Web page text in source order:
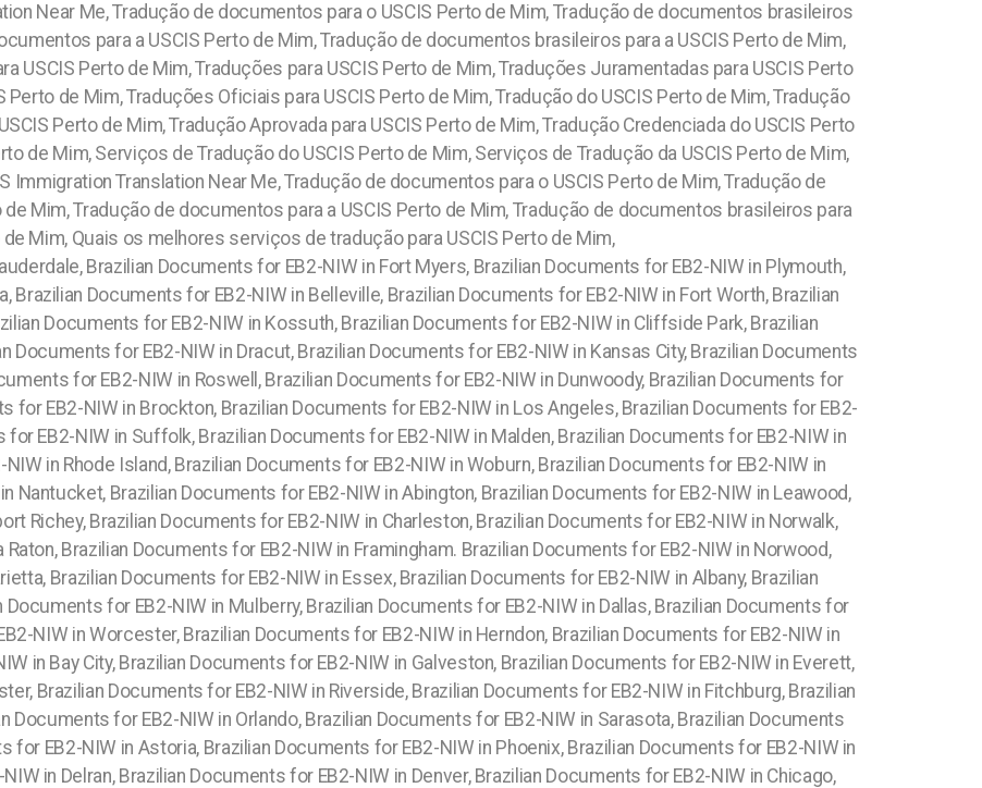
Near Me, Tradução de documentos para o USCIS Perto de Mim, Tradução de documentos brasileiros
para a USCIS Perto de Mim, Tradução de documentos brasileiros para a USCIS Perto de Mim,
USCIS Perto de Mim, Traduções para USCIS Perto de Mim, Traduções Juramentadas para USCIS Perto
de Mim, Traduções Oficiais para USCIS Perto de Mim, Tradução do USCIS Perto de Mim, Tradução
Perto de Mim, Tradução Aprovada para USCIS Perto de Mim, Tradução Credenciada do USCIS Perto
de Mim, Serviços de Tradução do USCIS Perto de Mim, Serviços de Tradução da USCIS Perto de Mim,
Immigration Translation Near Me, Tradução de documentos para o USCIS Perto de Mim, Tradução de
Mim, Tradução de documentos para a USCIS Perto de Mim, Tradução de documentos brasileiros para
de Mim, Quais os melhores serviços de tradução para USCIS Perto de Mim,
Brazilian Documents for EB2-NIW in Fort Myers, Brazilian Documents for EB2-NIW in Plymouth,
Brazilian Documents for EB2-NIW in Belleville, Brazilian Documents for EB2-NIW in Fort Worth, Brazilian
Documents for EB2-NIW in Kossuth, Brazilian Documents for EB2-NIW in Cliffside Park, Brazilian
Documents for EB2-NIW in Dracut, Brazilian Documents for EB2-NIW in Kansas City, Brazilian Documents
for EB2-NIW in Roswell, Brazilian Documents for EB2-NIW in Dunwoody, Brazilian Documents for
for EB2-NIW in Brockton, Brazilian Documents for EB2-NIW in Los Angeles, Brazilian Documents for EB2-
for EB2-NIW in Suffolk, Brazilian Documents for EB2-NIW in Malden, Brazilian Documents for EB2-NIW in
in Rhode Island, Brazilian Documents for EB2-NIW in Woburn, Brazilian Documents for EB2-NIW in
Nantucket, Brazilian Documents for EB2-NIW in Abington, Brazilian Documents for EB2-NIW in Leawood,
Richey, Brazilian Documents for EB2-NIW in Charleston, Brazilian Documents for EB2-NIW in Norwalk,
Brazilian Documents for EB2-NIW in Framingham. Brazilian Documents for EB2-NIW in Norwood,
Brazilian Documents for EB2-NIW in Essex, Brazilian Documents for EB2-NIW in Albany, Brazilian
for EB2-NIW in Mulberry, Brazilian Documents for EB2-NIW in Dallas, Brazilian Documents for
NIW in Worcester, Brazilian Documents for EB2-NIW in Herndon, Brazilian Documents for EB2-NIW in
in Bay City, Brazilian Documents for EB2-NIW in Galveston, Brazilian Documents for EB2-NIW in Everett,
Brazilian Documents for EB2-NIW in Riverside, Brazilian Documents for EB2-NIW in Fitchburg, Brazilian
Documents for EB2-NIW in Orlando, Brazilian Documents for EB2-NIW in Sarasota, Brazilian Documents
for EB2-NIW in Astoria, Brazilian Documents for EB2-NIW in Phoenix, Brazilian Documents for EB2-NIW in
in Delran, Brazilian Documents for EB2-NIW in Denver, Brazilian Documents for EB2-NIW in Chicago,